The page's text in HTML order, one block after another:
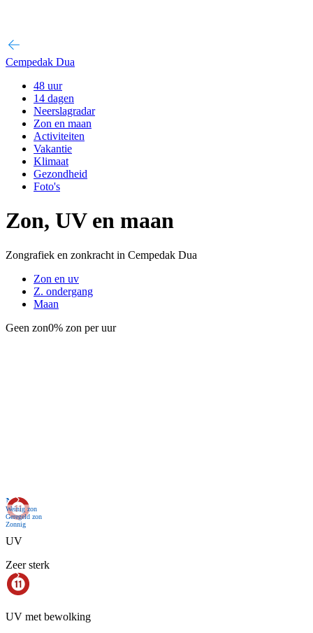
Cempedak Dua
48 uur
14 dagen
Neerslagradar
Zon en maan
Activiteiten
Vakantie
Klimaat
Gezondheid
Foto's
Zon, UV en maan
Zongrafiek en zonkracht in Cempedak Dua
Zon en uv
Z. ondergang
Maan
Geen zon0% zon per uur
Nu
Weinig zon
Geregeld zon
Zonnig
UV
Zeer sterk
UV met bewolking